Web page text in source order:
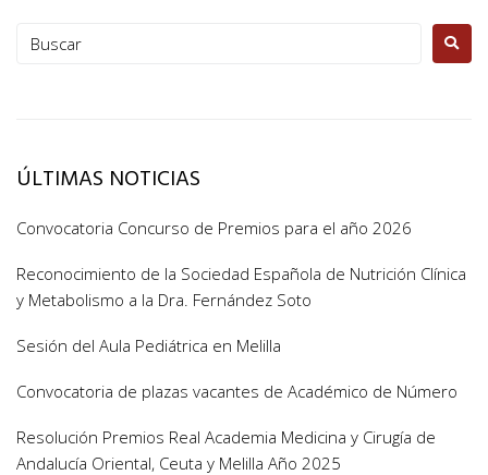
ÚLTIMAS NOTICIAS
Convocatoria Concurso de Premios para el año 2026
Reconocimiento de la Sociedad Española de Nutrición Clínica
y Metabolismo a la Dra. Fernández Soto
Sesión del Aula Pediátrica en Melilla
Convocatoria de plazas vacantes de Académico de Número
Resolución Premios Real Academia Medicina y Cirugía de
Andalucía Oriental, Ceuta y Melilla Año 2025